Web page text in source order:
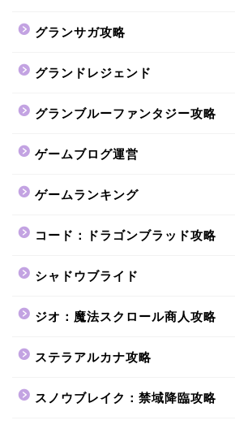
グランサガ攻略
グランドレジェンド
グランブルーファンタジー攻略
ゲームブログ運営
ゲームランキング
コード：ドラゴンブラッド攻略
シャドウブライド
ジオ：魔法スクロール商人攻略
ステラアルカナ攻略
スノウブレイク：禁域降臨攻略